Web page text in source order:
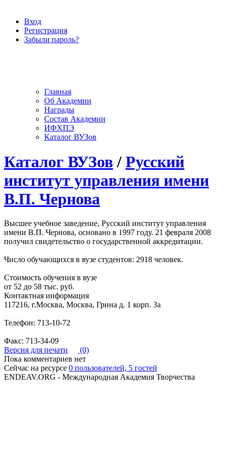
Вход
Регистрация
Забыли пароль?
Главная
Об Академии
Награды
Состав Академии
ИФХПЭ
Каталог ВУЗов
Каталог ВУЗов / Русский
институт управления имени
В.П. Чернова
Высшее учебное заведение, Русский институт управления
имени В.П. Чернова, основано в 1997 году. 21 февраля 2008
получил свидетельство о государственной аккредитации.
Число обучающихся в вузе студентов: 2918 человек.
Стоимость обучения в вузе
от 52 до 58 тыс. руб.
Контактная информация
117216, г.Москва, Москва, Грина д. 1 корп. 3а
Телефон: 713-10-72
Факс: 713-34-09
Версия для печати
(0)
Пока комментариев нет
Сейчас на ресурсе 0 пользователей, 5 гостей
ENDEAV.ORG - Международная Академия Творчества